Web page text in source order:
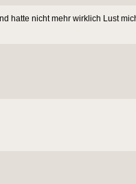
hatte nicht mehr wirklich Lust